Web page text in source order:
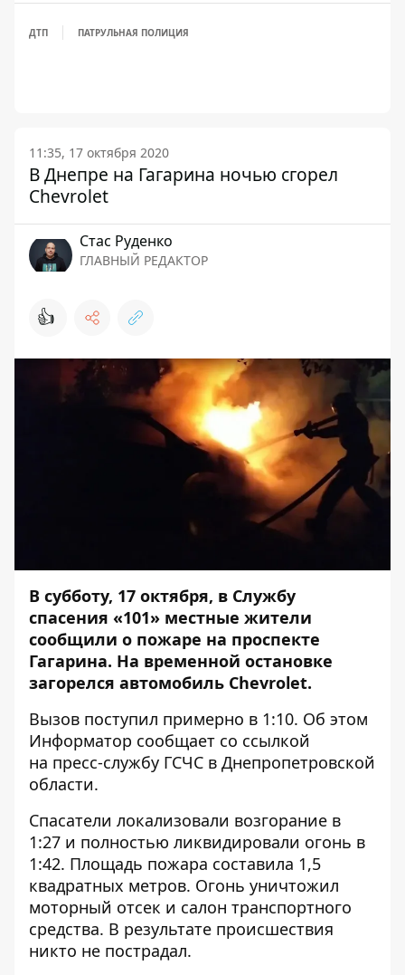
ДТП ПАТРУЛЬНАЯ ПОЛИЦИЯ
11:35, 17 октября 2020
В Днепре на Гагарина ночью сгорел
Chevrolet
Стаc Руденко
ГЛАВНЫЙ РЕДАКТОР
👍
В субботу, 17 октября, в Службу
спасения «101» местные жители
сообщили о пожаре на проспекте
Гагарина. На временной остановке
загорелся автомобиль Chevrolet.
Вызов поступил примерно в 1:10. Об этом
Информатор сообщает со ссылкой
на пресс-службу ГСЧС в Днепропетровской
области.
Спасатели локализовали возгорание в
1:27 и полностью ликвидировали огонь в
1:42. Площадь пожара составила 1,5
квадратных метров. Огонь уничтожил
моторный отсек и салон транспортного
средства. В результате происшествия
никто не пострадал.